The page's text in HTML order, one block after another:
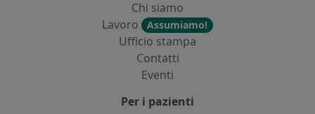
Chi siamo
Lavoro
Assumiamo!
Ufficio stampa
Contatti
Eventi
Per i pazienti